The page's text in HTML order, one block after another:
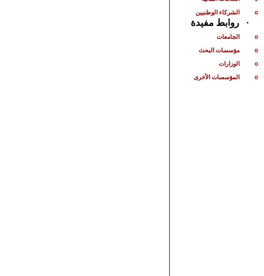
o الشركاء الوطنيين
· روابط مفيدة
o الجامعات
o مؤسسات البحث
o الوزارات
o المؤسسات الأخرى